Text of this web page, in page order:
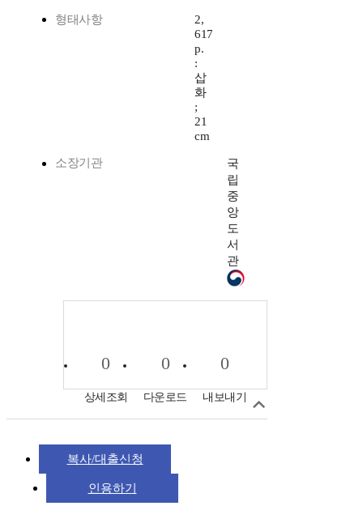
형태사항
2,
617
p.
:
삽
화
;
21
cm
소장기관
국
립
중
앙
도
서
관
0
상세조회
0
다운로드
0
내보내기
복사/대출신청
인용하기